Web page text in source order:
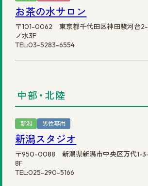
お茶の水サロン
〒101-0062 東京都千代田区神田駿河台
ノ水3F
TEL:03-5283-6554
中部・北陸
新潟 男性専用
新潟スタジオ
〒950-0088 新潟県新潟市中央区万代1-
8F
TEL:025-290-5166